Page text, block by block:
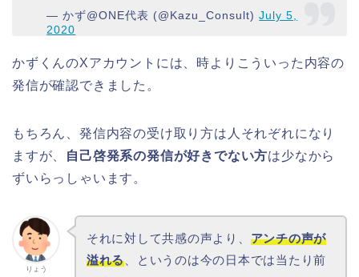
— かず@ONE代表 (@Kazu_Consult)July 5,
2020
かずくんのXアカウントには、時よりこういった内容の
発信が確認できました。
もちろん、発信内容の受け取り方は人それぞれになり
ますが、
自己啓発系の発信が好きでない方は少なから
ずいらっしゃいます。
りょう
それに対して共感の声より、 アンチの声が
溢れる 、というのは今の日本では当たり前